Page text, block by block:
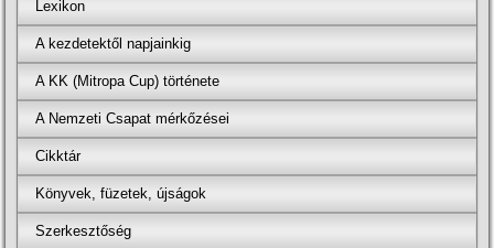
Lexikon
A kezdetektől napjainkig
A KK (Mitropa Cup) története
A Nemzeti Csapat mérkőzései
Cikktár
Könyvek, füzetek, újságok
Szerkesztőség